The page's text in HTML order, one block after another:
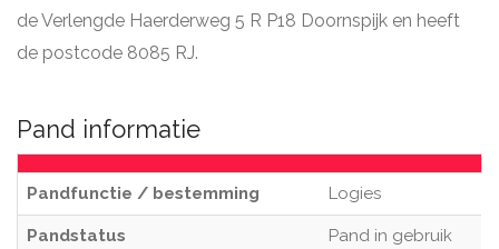
de Verlengde Haerderweg 5 R P18 Doornspijk en heeft
de postcode 8085 RJ.
Pand informatie
Pandfunctie / bestemming Logies
Pandstatus Pand in gebruik